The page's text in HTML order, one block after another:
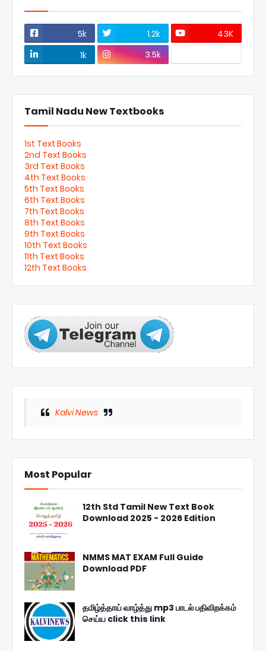
5k 1.2k
43K
1k
3.5k
Tamil Nadu New Textbooks
1st Text Books
2nd Text Books
3rd Text Books
4th Text Books
5th Text Books
6th Text Books
7th Text Books
8th Text Books
9th Text Books
10th Text Books
11th Text Books
12th Text Books
Kalvi News
Most Popular
12th Std Tamil New Text Book
Download 2025 - 2026 Edition
NMMS MAT EXAM Full Guide
Download PDF
தமிழ்த்தாய் வாழ்த்து mp3 பாடல் பதிவிறக்கம்
செய்ய click this link